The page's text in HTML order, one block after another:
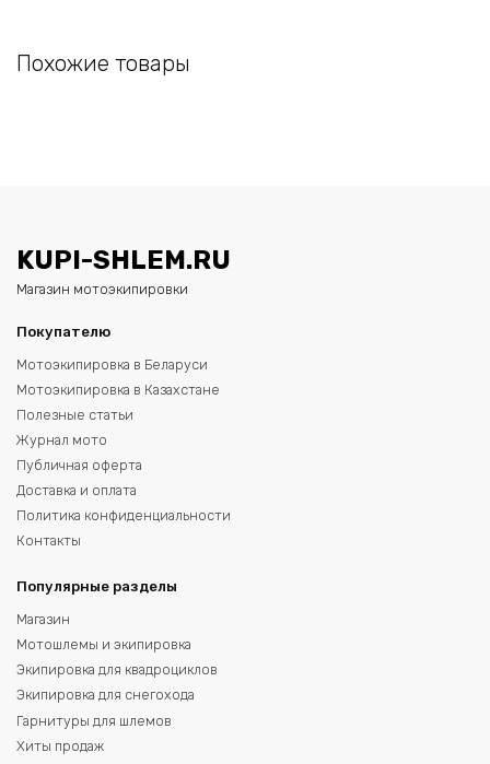
Похожие товары
KUPI-SHLEM.RU
Магазин мотоэкипировки
Покупателю
Мотоэкипировка в Беларуси
Мотоэкипировка в Казахстане
Полезные статьи
Журнал мото
Публичная оферта
Доставка и оплата
Политика конфиденциальности
Контакты
Популярные разделы
Магазин
Мотошлемы и экипировка
Экипировка для квадроциклов
Экипировка для снегохода
Гарнитуры для шлемов
Хиты продаж